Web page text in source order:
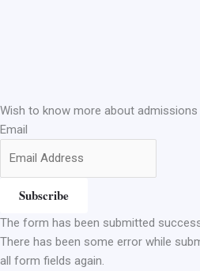
Wish to know more about
Email
Subscribe
The form has been submitted
There has been some error while
all form fields again.